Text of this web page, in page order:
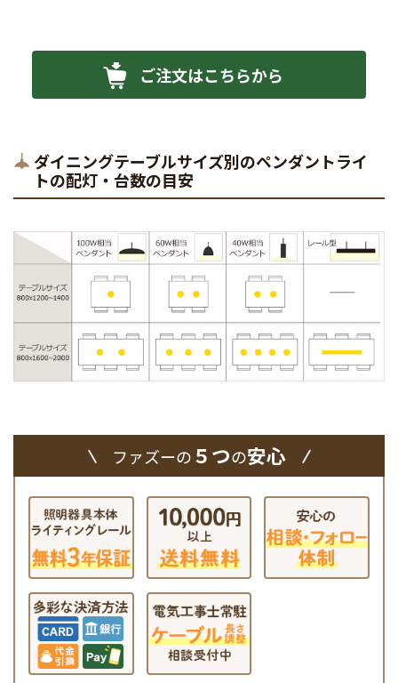
ご注文はこちらから
ダイニングテーブルサイズ別のペンダントライ
トの配灯・台数の目安
ファズーの５つの安心